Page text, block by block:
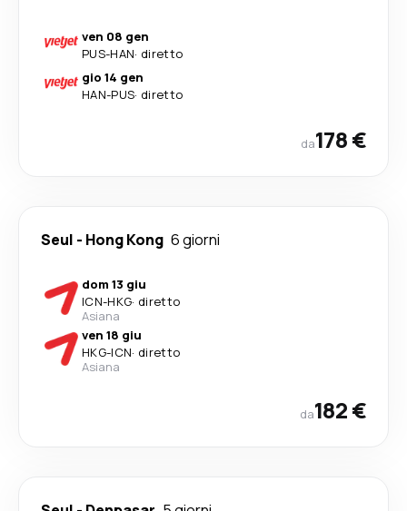
ven 08 gen
PUS-HAN· diretto
gio 14 gen
HAN-PUS· diretto
da178 €
Seul - Hong Kong 6 giorni
dom 13 giu
ICN-HKG· diretto
Asiana
ven 18 giu
HKG-ICN· diretto
Asiana
da182 €